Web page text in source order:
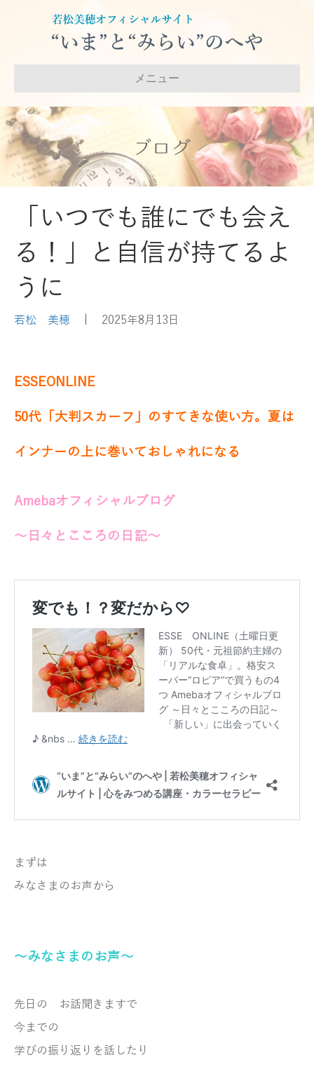
メニュー
ブログ
「いつでも誰にでも会え
る！」と自信が持てるよ
うに
若松 美穂 2025年8月13日
ESSEONLINE
50代「大判スカーフ」のすてきな使い方。夏は
インナーの上に巻いておしゃれになる
Amebaオフィシャルブログ
～日々とこころの日記～
まずは
みなさまのお声から
～みなさまのお声～
先日の お話聞きますで
今までの
学びの振り返りを話したり